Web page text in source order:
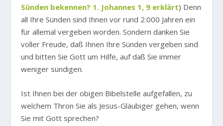
Sünden bekennen? 1. Johannes 1, 9 erklärt) Denn
all Ihre Sünden sind Ihnen vor rund 2.000 Jahren ein
für allemal vergeben worden. Sondern danken Sie
voller Freude, daß Ihnen Ihre Sünden vergeben sind
und bitten Sie Gott um Hilfe, auf daß Sie immer
weniger sündigen.
Ist Ihnen bei der obigen Bibelstelle aufgefallen, zu
welchem Thron Sie als Jesus-Gläubiger gehen, wenn
Sie mit Gott sprechen?